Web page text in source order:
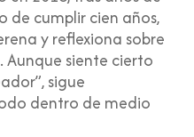
de cumplir cien años,
y reflexiona sobre
Aunque siente cierto
sigue
dentro de medio